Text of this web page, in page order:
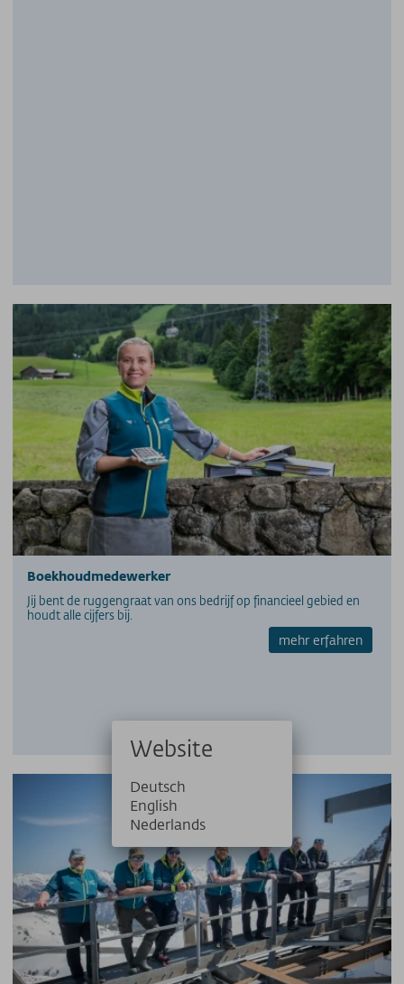
PERS
PARTNERS/LINKS
SOS / Notfallnummern
Boekhoudmedewerker
Jij bent de ruggengraat van ons bedrijf op financieel gebied en
houdt alle cijfers bij.
mehr erfahren
Website
Deutsch
English
Nederlands